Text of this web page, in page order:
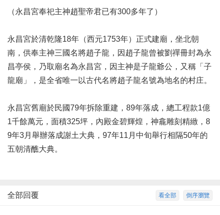
（永昌宮奉祀主神趙聖帝君已有300多年了）
永昌宮於清乾隆18年（西元1753年）正式建廟，坐北朝
南，供奉主神三國名將趙子龍，因趙子龍曾被劉禪冊封為永
昌亭侯，乃取廟名為永昌宮，因主神是子龍爺公，又稱「子
龍廟」，是全省唯一以古代名將趙子龍名號為地名的村庄。
永昌宮舊廟於民國79年拆除重建，89年落成，總工程款1億
1千餘萬元，面積325坪，內殿金碧輝煌，神龕雕刻精緻，8
9年3月舉辦落成謝土大典，97年11月中旬舉行相隔50年的
五朝清醮大典。
倒序瀏覽
看全部
全部回覆